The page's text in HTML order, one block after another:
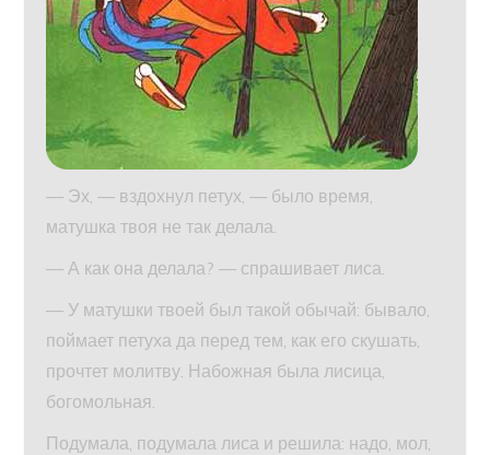
— Эх, — вздохнул петух, — было время,
матушка твоя не так делала.
— А как она делала? — спрашивает лиса.
— У матушки твоей был такой обычай: бывало,
поймает петуха да перед тем, как его скушать,
прочтет молитву. Набожная была лисица,
богомольная.
Подумала, подумала лиса и решила: надо, мол,